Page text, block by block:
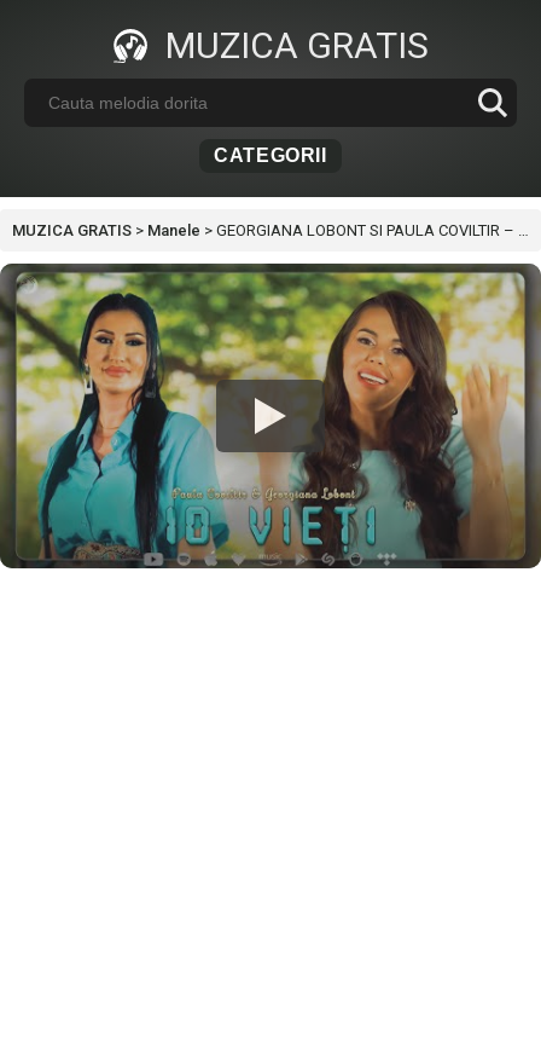
MUZICA GRATIS
CATEGORII
MUZICA GRATIS > Manele > GEORGIANA LOBONT SI PAULA COVILTIR – 10 VIETII